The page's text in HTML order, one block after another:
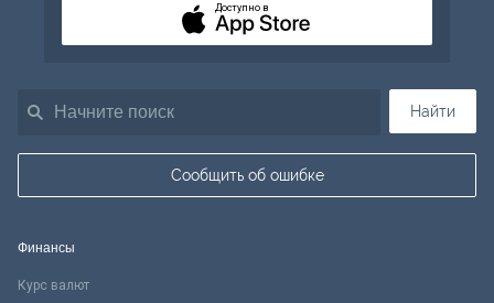
Найти
Сообщить об ошибке
Доступно в
Финансы
Курс валют